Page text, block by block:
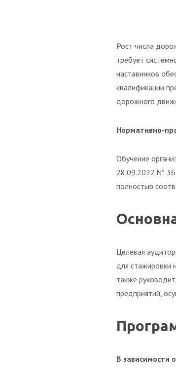
Рост числа
требует
наставников
квалификации
дорожного
Нормативно-
Обучение
28.09.2022 №
полностью
Целевая
для стажировки
также
предприятий,
В зависимости